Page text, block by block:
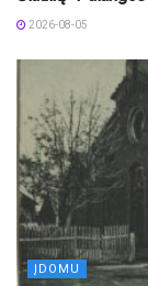
2026-08-05
ĮDOMU